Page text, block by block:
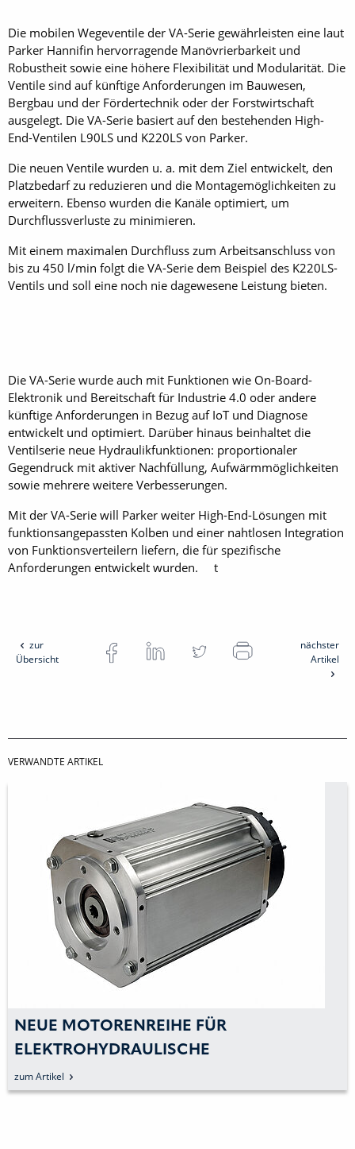
Die mobilen Wegeventile der VA-Serie gewährleisten eine laut
Parker Hannifin hervorragende Manövrierbarkeit und
Robustheit sowie eine höhere Flexibilität und Modularität. Die
Ventile sind auf künftige Anforderungen im Bauwesen,
Bergbau und der Fördertechnik oder der Forstwirtschaft
ausgelegt. Die VA-Serie basiert auf den bestehenden High-
End-Ventilen L90LS und K220LS von Parker.
Die neuen Ventile wurden u. a. mit dem Ziel entwickelt, den
Platzbedarf zu reduzieren und die Montagemöglichkeiten zu
erweitern. Ebenso wurden die Kanäle optimiert, um
Durchflussverluste zu minimieren.
Mit einem maximalen Durchfluss zum Arbeitsanschluss von
bis zu 450 l/min folgt die VA-Serie dem Beispiel des K220LS-
Ventils und soll eine noch nie dagewesene Leistung bieten.
Die VA-Serie wurde auch mit Funktionen wie On-Board-
Elektronik und Bereitschaft für Industrie 4.0 oder andere
künftige Anforderungen in Bezug auf IoT und Diagnose
entwickelt und optimiert. Darüber hinaus beinhaltet die
Ventilserie neue Hydraulikfunktionen: proportionaler
Gegendruck mit aktiver Nachfüllung, Aufwärmmöglichkeiten
sowie mehrere weitere Verbesserungen.
Mit der VA-Serie will Parker weiter High-End-Lösungen mit
funktionsangepassten Kolben und einer nahtlosen Integration
von Funktionsverteilern liefern, die für spezifische
Anforderungen entwickelt wurden. t
zur
Übersicht
nächster
Artikel
VERWANDTE ARTIKEL
NEUE MOTORENREIHE FÜR
ELEKTROHYDRAULISCHE
NIEDERSPANNUNGSPUMPEN
zum Artikel